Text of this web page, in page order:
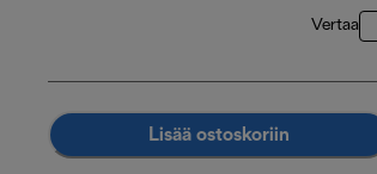
Vertaa
Lisää ostoskoriin